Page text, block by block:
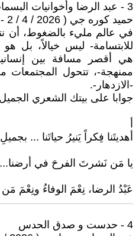
3 - عبد الرضا وأخوانيات البسمات
حميد كوره جي ( 2026 / 4 / 2 - 21:54 )
في عالم مليء بالضغوط، أن
للابتسامة- ليس خيالاً، بل
هي أقصر مسافة بين
ممنهجة-، تتحول المجتمعات
-الازدهار-.
جوابا على بيتك الشعري
أهديتَنا فِكراً يَنيرُ حياتَنا ...
يا مَن نَشرتَ الفرحَ في
عَبْدُ الرضا، نِعْمَ الوفاءُ ونِعْمَ مَن
4 - حدست و صدق الحدس